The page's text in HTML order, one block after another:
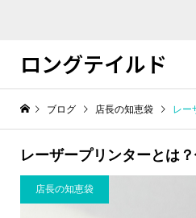
ロングテイルド
ブログ 店長の知恵袋 レー
レーザープリンターとは
店長の知恵袋